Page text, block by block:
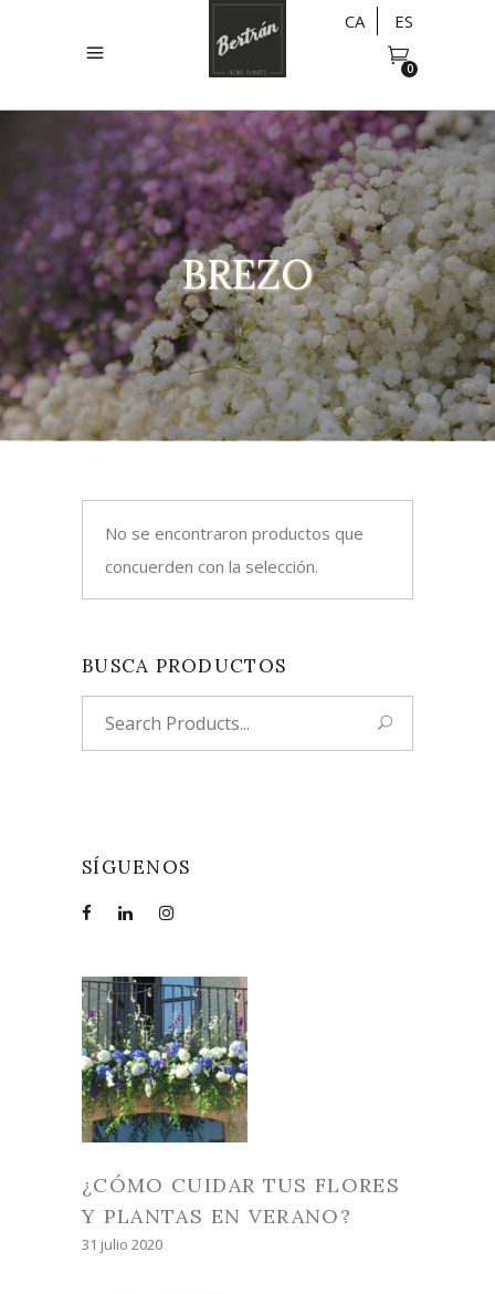
0
CA ES
BREZO
No se encontraron productos que
concuerden con la selección.
BUSCA PRODUCTOS
Search
for:
SÍGUENOS
¿CÓMO CUIDAR TUS FLORES
Y PLANTAS EN VERANO?
31 julio 2020